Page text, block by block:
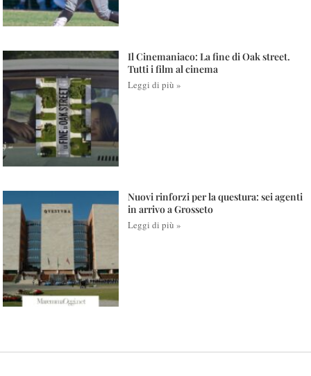
Il Cinemaniaco: La fine di Oak street.
Tutti i film al cinema
Leggi di più »
Nuovi rinforzi per la questura: sei agenti
in arrivo a Grosseto
Leggi di più »